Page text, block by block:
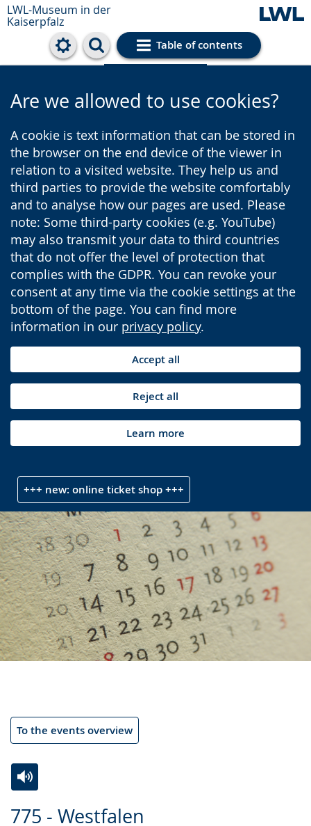
LWL-Museum in der
Kaiserpfalz
Table of contents
Cookie settings
Are we allowed to use cookies?
A cookie is text information that can be stored in
the browser on the end device of the viewer in
relation to a visited website. They help us and
third parties to provide the website comfortably
and to analyse how our pages are used. Please
note: Some third-party cookies (e.g. YouTube)
may also transmit your data to third countries
that do not offer the level of protection that
complies with the GDPR. You can revoke your
consent at any time via the cookie settings at the
bottom of the page. You can find more
information in our privacy policy.
Accept all
Reject all
Learn more
+++ new: online ticket shop +++
To the events overview
775 - Westfalen
to
audio
video